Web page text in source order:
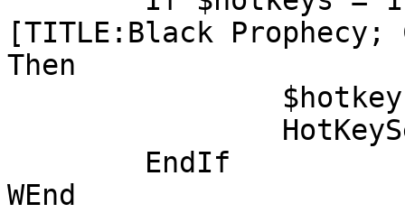
[TITLE:Black Prophecy;
Then
EndIf
WEnd